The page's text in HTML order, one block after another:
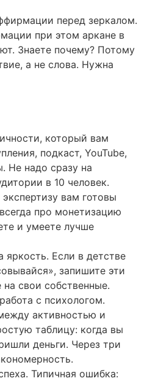
перед зеркалом.
при этом аркане в
Знаете почему? Потому
а не слова. Нужна
который вам
подкаст, YouTube,
Не надо сразу на
в 10 человек.
вам готовы
про монетизацию
и умеете лучше
яркость. Если в детстве
запишите эти
свои собственные.
с психологом.
активностью и
таблицу: когда вы
деньги. Через три
Типичная ошибка: